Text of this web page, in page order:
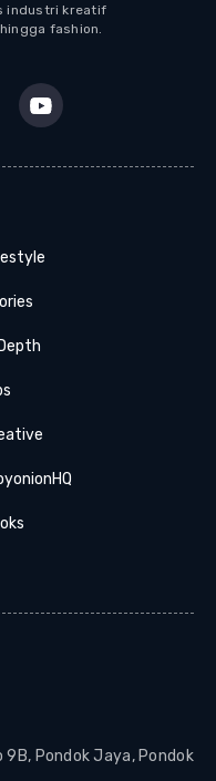
industri kreatif
fashion.
9B, Pondok Jaya, Pondok